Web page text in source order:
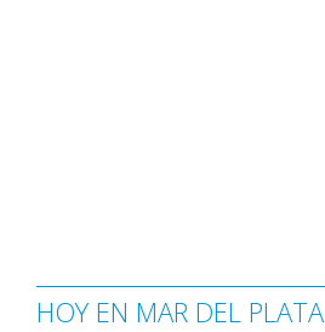
HOY EN MAR DEL PLATA